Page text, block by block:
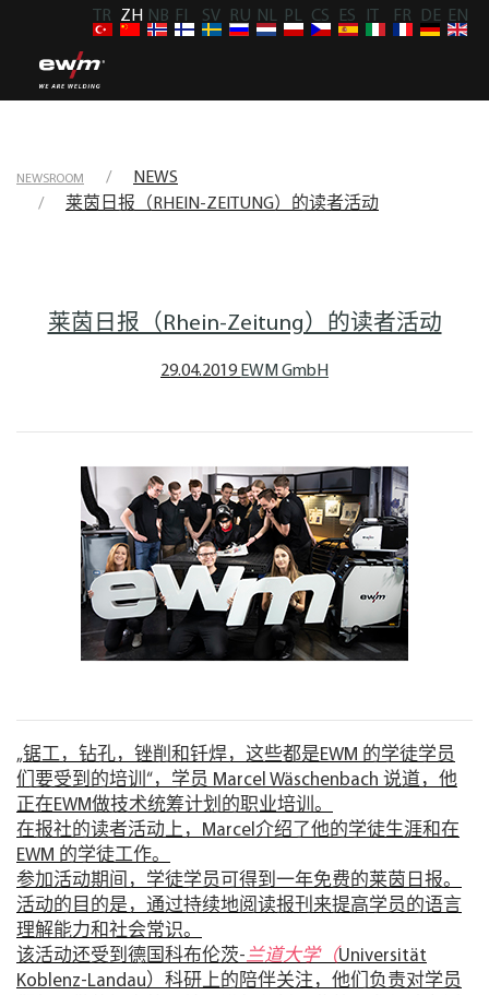
TR ZH NB FI SV RU NL PL CS ES FR DE EN
NEWSROOM
NEWS
莱茵日报（RHEIN-ZEITUNG）的读者活动
莱茵日报（Rhein-Zeitung）的读者活动
29.04.2019 EWM GmbH
„锯工，钻孔，锉削和钎焊，这些都是EWM 的学徒学员
们要受到的培训“，学员 Marcel Wäschenbach 说道，他
正在EWM做技术统筹计划的职业培训。
在报社的读者活动上，Marcel介绍了他的学徒生涯和在
EWM 的学徒工作。
参加活动期间，学徒学员可得到一年免费的莱茵日报。
活动的目的是，通过持续地阅读报刊来提高学员的语言
理解能力和社会常识。
该活动还受到德国科布伦茨-兰道大学（Universität
Koblenz-Landau）科研上的陪伴关注，他们负责对学员